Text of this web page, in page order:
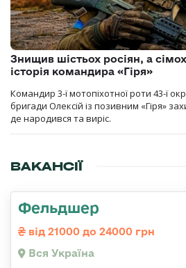
Знищив шістьох росіян, а
історія командира «Гіря»
Командир 3-ї мотопіхотної роти 43-ї
бригади Олексій із позивним «Гіря»
де народився та виріс.
ВАКАНСІЇ
Фельдшер
від 21000 до 24000 грн
Вся Україна